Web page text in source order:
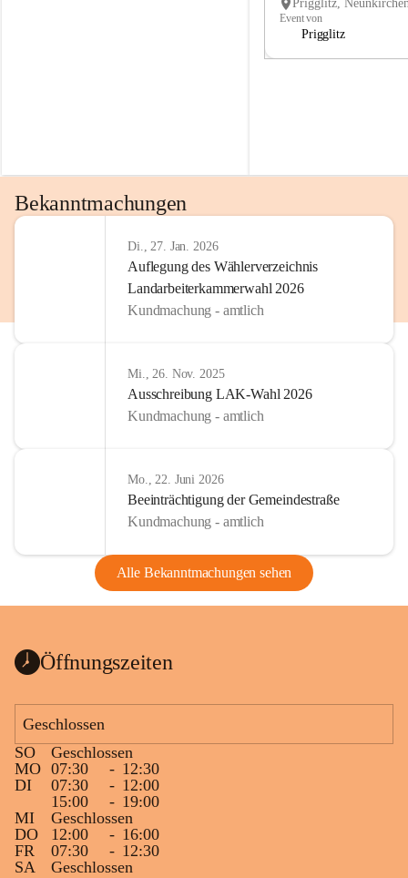
Event von
Prigglitz
Bekanntmachungen
Di., 27. Jan. 2026
Auflegung des Wählerverzeichnis
Landarbeiterkammerwahl 2026
Kundmachung - amtlich
Mi., 26. Nov. 2025
Ausschreibung LAK-Wahl 2026
Kundmachung - amtlich
Mo., 22. Juni 2026
Beeinträchtigung der Gemeindestraße
Kundmachung - amtlich
Alle Bekanntmachungen sehen
Öffnungszeiten
Geschlossen
SO
Geschlossen
MO 07:30 - 12:30
DI
07:30 - 12:00
15:00
- 19:00
MI
Geschlossen
DO
12:00 - 16:00
FR
07:30 - 12:30
SA
Geschlossen